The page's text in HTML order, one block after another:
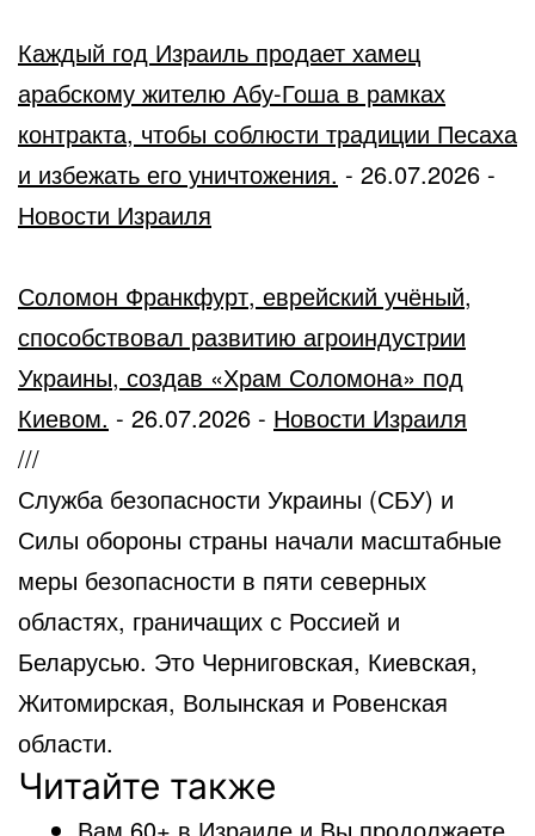
Каждый год Израиль продает хамец
арабскому жителю Абу-Гоша в рамках
контракта, чтобы соблюсти традиции Песаха
и избежать его уничтожения. - 26.07.2026 -
Новости Израиля
Соломон Франкфурт, еврейский учёный,
способствовал развитию агроиндустрии
Украины, создав «Храм Соломона» под
Киевом. - 26.07.2026 - Новости Израиля
///
Служба безопасности Украины (СБУ) и
Силы обороны страны начали масштабные
меры безопасности в пяти северных
областях, граничащих с Россией и
Беларусью. Это Черниговская, Киевская,
Житомирская, Волынская и Ровенская
области.
Читайте также